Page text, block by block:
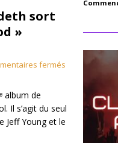
sort
»
fermés
album de
Il s’agit du seul
Jeff Young et le